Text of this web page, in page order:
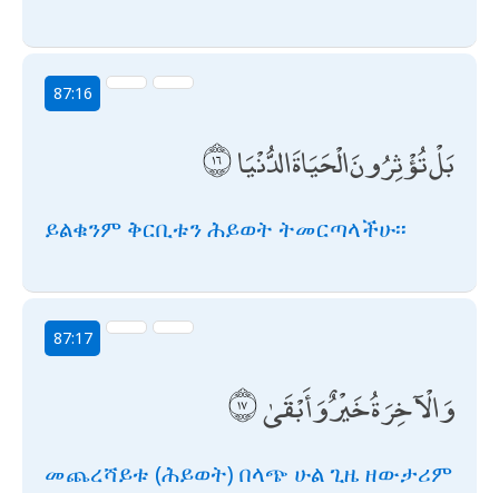
87:16
بَلْ تُؤْثِرُونَ الْحَيَاةَ الدُّنْيَا
ይልቁንም ቅርቢቱን ሕይወት ትመርጣላችሁ፡፡
87:17
وَالْآخِرَةُ خَيْرٌ وَأَبْقَىٰ
መጨረሻይቱ (ሕይወት) በላጭ ሁል ጊዜ ዘውታሪም